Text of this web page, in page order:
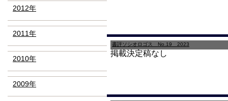
2012年
2011年
2010年
2009年
書評ソシオロゴス No.19 2023
掲載決定稿なし